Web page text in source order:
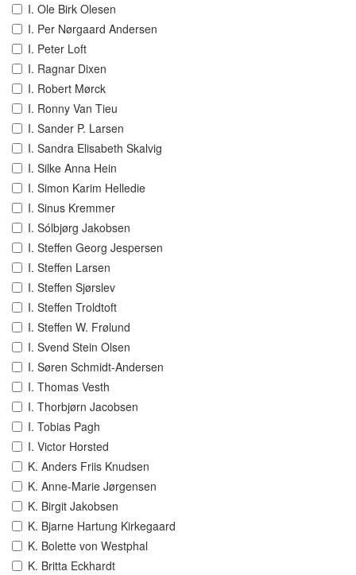
I. Ole Birk Olesen
I. Per Nørgaard Andersen
I. Peter Loft
I. Ragnar Dixen
I. Robert Mørck
I. Ronny Van Tieu
I. Sander P. Larsen
I. Sandra Elisabeth Skalvig
I. Silke Anna Hein
I. Simon Karim Helledie
I. Sinus Kremmer
I. Sólbjørg Jakobsen
I. Steffen Georg Jespersen
I. Steffen Larsen
I. Steffen Sjørslev
I. Steffen Troldtoft
I. Steffen W. Frølund
I. Svend Stein Olsen
I. Søren Schmidt-Andersen
I. Thomas Vesth
I. Thorbjørn Jacobsen
I. Tobias Pagh
I. Victor Horsted
K. Anders Friis Knudsen
K. Anne-Marie Jørgensen
K. Birgit Jakobsen
K. Bjarne Hartung Kirkegaard
K. Bolette von Westphal
K. Britta Eckhardt